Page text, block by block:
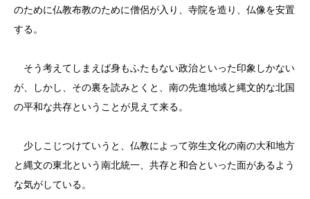
のために仏教布教のために僧侶が入り、寺院を造り、仏像を安置
する。
そう考えてしまえば身もふたもない政治といった印象しかない
が、しかし、その裏を読みとくと、南の先進地域と縄文的な北国
の平和な共存ということが見えて来る。
少しこじつけていうと、仏教によって弥生文化の南の大和地方
と縄文の東北という南北統一、共存と和合といった面があるよう
な気がしている。